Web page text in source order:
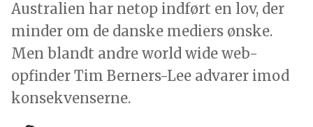
Australien har netop indført en lov, der
minder om de danske mediers ønske.
Men blandt andre world wide web-
opfinder Tim Berners-Lee advarer imod
konsekvenserne.